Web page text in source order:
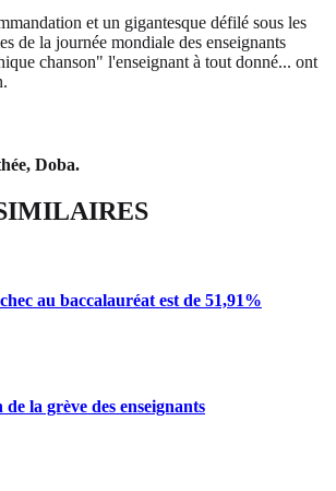
et un gigantesque défilé sous les
de la journée mondiale des enseignants
chanson" l'enseignant à tout donné... ont
Doba.
au baccalauréat est de 51,91%
la grève des enseignants